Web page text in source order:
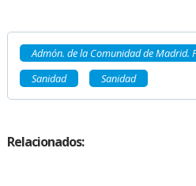
Admón. de la Comunidad de Madrid.
Sanidad
Sanidad
Relacionados: